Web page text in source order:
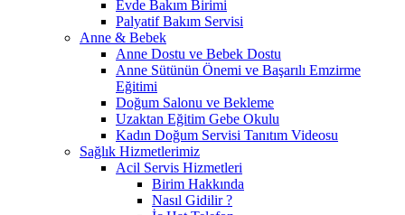
Evde Bakım Birimi
Palyatif Bakım Servisi
Anne & Bebek
Anne Dostu ve Bebek Dostu
Anne Sütünün Önemi ve Başarılı Emzirme
Eğitimi
Doğum Salonu ve Bekleme
Uzaktan Eğitim Gebe Okulu
Kadın Doğum Servisi Tanıtım Videosu
Sağlık Hizmetlerimiz
Acil Servis Hizmetleri
Birim Hakkında
Nasıl Gidilir ?